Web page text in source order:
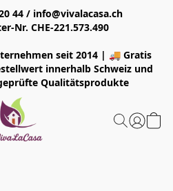
44 / info@vivalacasa.ch
Nr. CHE-221.573.490
seit 2014 | 🚚 Gratis
innerhalb Schweiz und
Qualitätsprodukte